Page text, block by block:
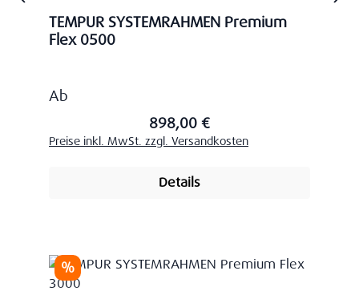
TEMPUR SYSTEMRAHMEN Premium
Flex 0500
Regulärer Preis:
Ab
898,00 €
Preise inkl. MwSt. zzgl. Versandkosten
Details
Rabatt
%